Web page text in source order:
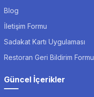
Blog
İletişim Formu
Sadakat Kartı Uygulaması
Restoran Geri Bildirim Formu
Güncel İçerikler